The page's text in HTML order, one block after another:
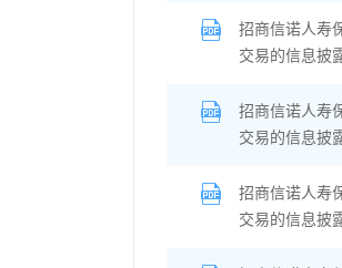
招商信诺人寿
交易的信息披
招商信诺人寿
交易的信息披
招商信诺人寿
交易的信息披